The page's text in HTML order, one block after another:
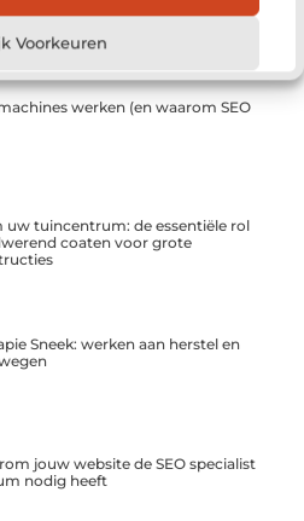
Voorkeuren
werken (en waarom SEO
uw tuincentrum: de essentiële rol
coaten voor grote
Sneek: werken aan herstel en
jouw website de SEO specialist
nodig heeft